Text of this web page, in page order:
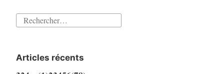
Rechercher :
Articles récents